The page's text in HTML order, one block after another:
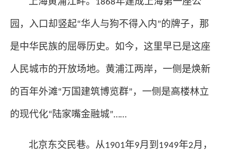
1868
园，入口却竖起“华人与狗不得入内”的牌子，那
是中华民族的屈辱历史。如今，这里早已是这座
人民城市的开放场地。黄浦江两岸，一侧是焕新
的百年外滩“万国建筑博览群” ，一侧是高楼林立
的现代化“ 陆家嘴金融城”……
北京东交民巷。从1901年9月到 1949年2月，